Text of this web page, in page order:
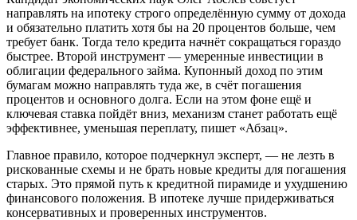
направлять на ипотеку строго определённую сумму от дохода
и обязательно платить хотя бы на 20 процентов больше, чем
требует банк. Тогда тело кредита начнёт сокращаться гораздо
быстрее. Второй инструмент — умеренные инвестиции в
облигации федерального займа. Купонный доход по этим
бумагам можно направлять туда же, в счёт погашения
процентов и основного долга. Если на этом фоне ещё и
ключевая ставка пойдёт вниз, механизм станет работать ещё
эффективнее, уменьшая переплату, пишет «Абзац».
Главное правило, которое подчеркнул эксперт, — не лезть в
рискованные схемы и не брать новые кредиты для погашения
старых. Это прямой путь к кредитной пирамиде и ухудшению
финансового положения. В ипотеке лучше придерживаться
консервативных и проверенных инструментов.